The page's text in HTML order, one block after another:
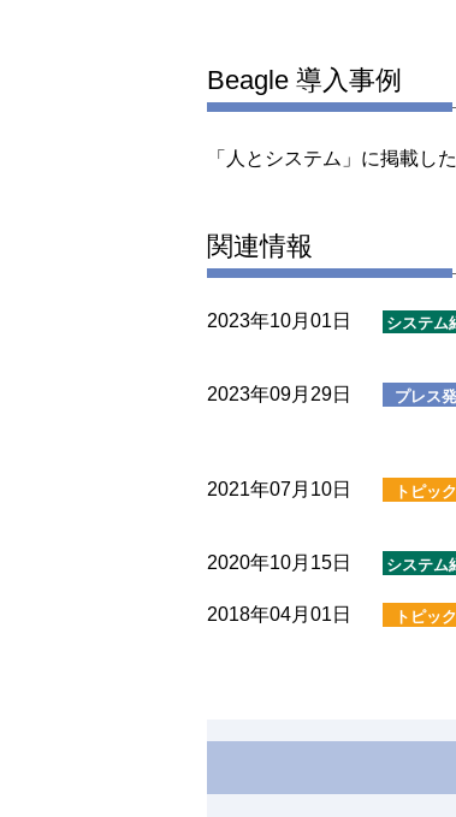
Beagle 導入事例
「人とシステム」に掲載した
関連情報
2023年10月01日
2023年09月29日
2021年07月10日
2020年10月15日
2018年04月01日